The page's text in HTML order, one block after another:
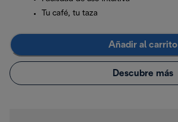
Tu café, tu taza
Añadir al carrito
Descubre más